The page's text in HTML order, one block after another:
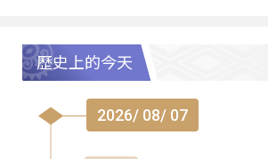
歷史上的今天
2026/ 08/ 07